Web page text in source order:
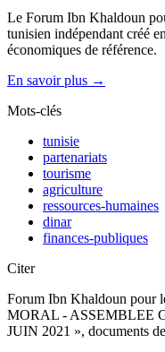
Le Forum Ibn Khaldoun
tunisien indépendant créé
économiques de référence.
En savoir plus →
Mots-clés
tunisie
partenariats
tourisme
agriculture
ressources-humaines
dinar
finances-publiques
Citer
Forum Ibn Khaldoun pour
MORAL - ASSEMBLEE
JUIN 2021 », documents